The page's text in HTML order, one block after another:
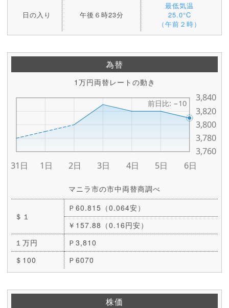
日の入り 午後６時23分
最低気温
25.0°C
（午前２時）
為替
1万円両替レートの動き
マニラ市の市中両替商調べ
＄１
Ｐ60.815（0.064安）
￥157.88（0.16円安）
１万円
Ｐ3,810
＄100
Ｐ6070
株価